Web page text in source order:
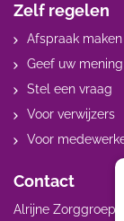
Zelf regelen
Afspraak maken
Geef uw mening
Stel een vraag
Voor verwijzers
Voor
Contact
Alrijne Zorggroep